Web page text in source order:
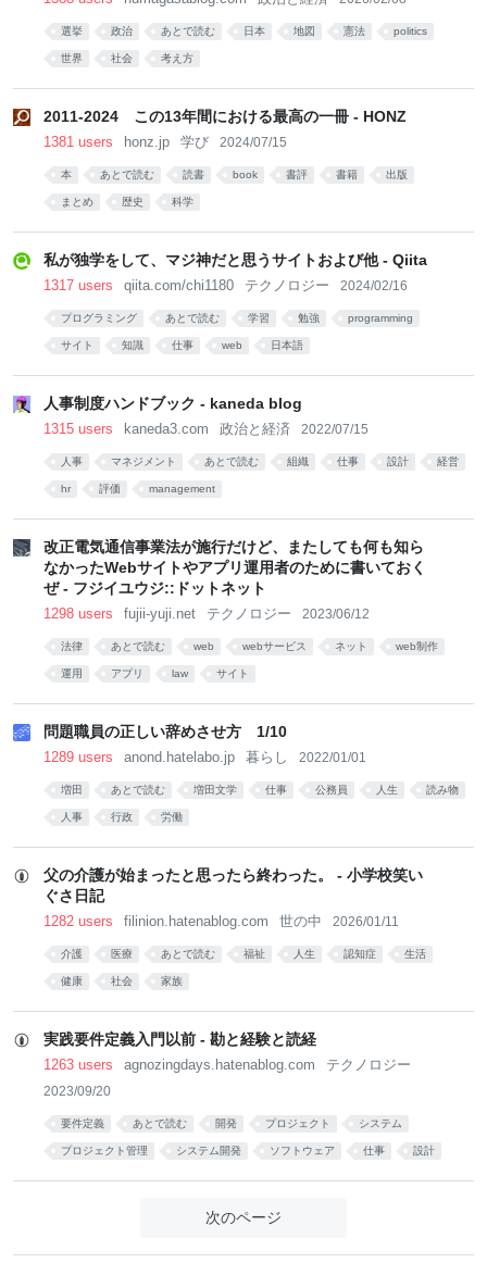
選挙 政治 あとで読む 日本 地図 憲法 politics
世界 社会 考え方
2011-2024 この13年間における最高の一冊 - HONZ
1381 users honz.jp 学び 2024/07/15
本 あとで読む 読書 book 書評 書籍 出版
まとめ 歴史 科学
私が独学をして、マジ神だと思うサイトおよび他 - Qiita
1317 users qiita.com/chi1180 テクノロジー 2024/02/16
プログラミング あとで読む 学習 勉強 programming
サイト 知識 仕事 web 日本語
人事制度ハンドブック - kaneda blog
1315 users kaneda3.com 政治と経済 2022/07/15
人事 マネジメント あとで読む 組織 仕事 設計 経営
hr 評価 management
改正電気通信事業法が施行だけど、またしても何も知ら
なかったWebサイトやアプリ運用者のために書いておく
ぜ - フジイユウジ::ドットネット
1298 users fujii-yuji.net テクノロジー 2023/06/12
法律 あとで読む web webサービス ネット web制作
運用 アプリ law サイト
問題職員の正しい辞めさせ方 1/10
1289 users anond.hatelabo.jp 暮らし 2022/01/01
増田 あとで読む 増田文学 仕事 公務員 人生 読み物
人事 行政 労働
父の介護が始まったと思ったら終わった。 - 小学校笑い
ぐさ日記
1282 users filinion.hatenablog.com 世の中 2026/01/11
介護 医療 あとで読む 福祉 人生 認知症 生活
健康 社会 家族
実践要件定義入門以前 - 勘と経験と読経
1263 users agnozingdays.hatenablog.com テクノロジー
2023/09/20
要件定義 あとで読む 開発 プロジェクト システム
プロジェクト管理 システム開発 ソフトウェア 仕事 設計
次のページ